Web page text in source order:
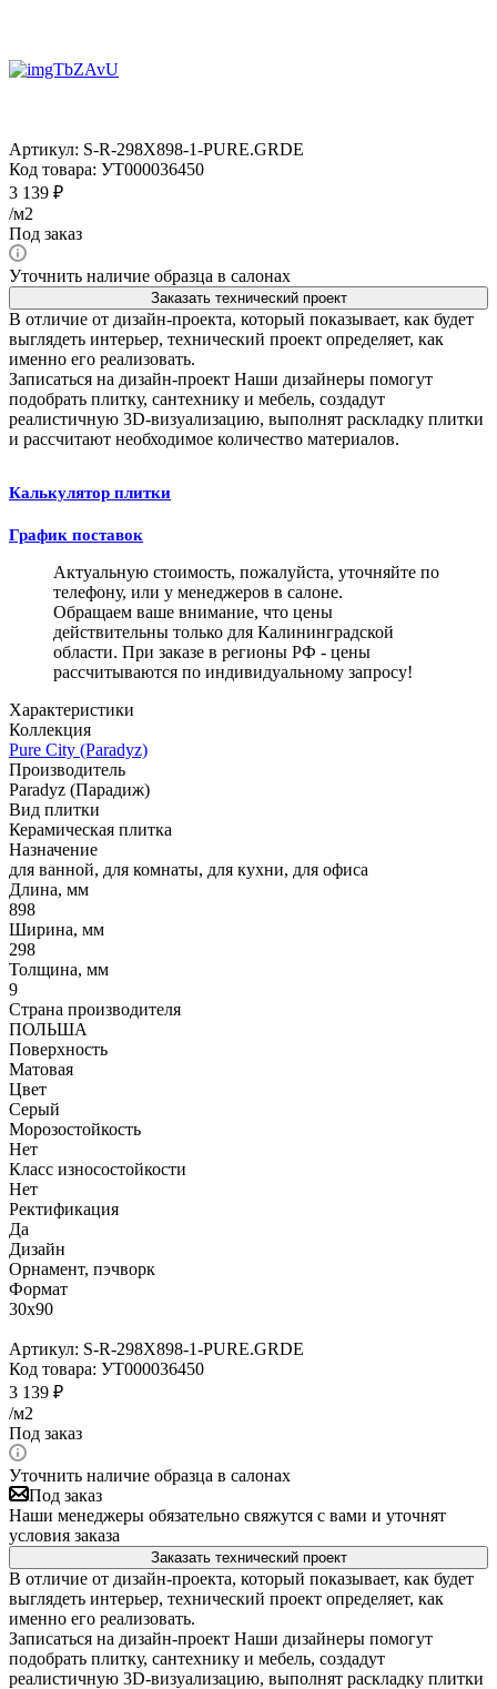
Артикул: S-R-298X898-1-PURE.GRDE
Код товара: УТ000036450
3 139 ₽
/м2
Под заказ
Уточнить наличие образца в салонах
Заказать технический проект
В отличие от дизайн-проекта, который показывает, как будет
выглядеть интерьер, технический проект определяет, как
именно его реализовать.
Записаться на дизайн-проект Наши дизайнеры помогут
подобрать плитку, сантехнику и мебель, создадут
реалистичную 3D-визуализацию, выполнят раскладку плитки
и рассчитают необходимое количество материалов.
Калькулятор плитки
График поставок
Актуальную стоимость, пожалуйста, уточняйте по
телефону, или у менеджеров в салоне.
Обращаем ваше внимание, что цены
действительны только для Калининградской
области. При заказе в регионы РФ - цены
рассчитываются по индивидуальному запросу!
Характеристики
Коллекция
Pure City (Paradyz)
Производитель
Paradyz (Парадиж)
Вид плитки
Керамическая плитка
Назначение
для ванной, для комнаты, для кухни, для офиса
Длина, мм
898
Ширина, мм
298
Толщина, мм
9
Страна производителя
ПОЛЬША
Поверхность
Матовая
Цвет
Серый
Морозостойкость
Нет
Класс износостойкости
Нет
Ректификация
Да
Дизайн
Орнамент, пэчворк
Формат
30x90
Артикул: S-R-298X898-1-PURE.GRDE
Код товара: УТ000036450
3 139 ₽
/м2
Под заказ
Уточнить наличие образца в салонах
Под заказ
Наши менеджеры обязательно свяжутся с вами и уточнят
условия заказа
Заказать технический проект
В отличие от дизайн-проекта, который показывает, как будет
выглядеть интерьер, технический проект определяет, как
именно его реализовать.
Записаться на дизайн-проект Наши дизайнеры помогут
подобрать плитку, сантехнику и мебель, создадут
реалистичную 3D-визуализацию, выполнят раскладку плитки